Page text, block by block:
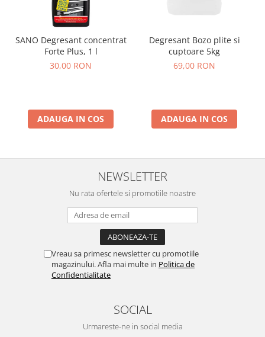
SANO Degresant concentrat
Forte Plus, 1 l
30,00 RON
ADAUGA IN COS
Degresant Bozo plite si
cuptoare 5kg
69,00 RON
ADAUGA IN COS
NEWSLETTER
Nu rata ofertele si promotiile noastre
Vreau sa primesc newsletter cu promotiile
magazinului. Afla mai multe in Politica de
Confidentialitate
SOCIAL
Urmareste-ne in social media